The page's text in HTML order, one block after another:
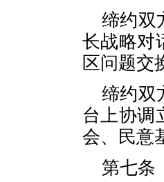
缔约双
长战略对
区问题交
缔约双
台上协调
会、民意
第七条